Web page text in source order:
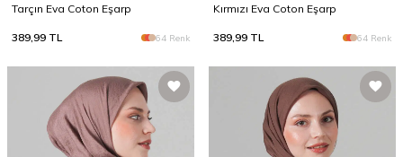
Tarçın Eva Coton Eşarp
389,99 TL 64 Renk
Kırmızı Eva Coton Eşarp
389,99 TL 64 Renk